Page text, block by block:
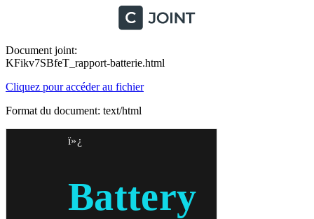
Document joint:
KFikv7SBfeT_rapport-batterie.html
Cliquez pour accéder au fichier
Format du document: text/html